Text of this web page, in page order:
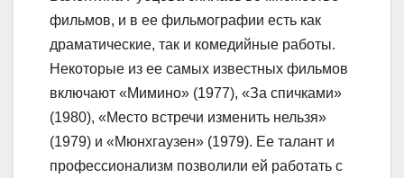
фильмов, и в ее фильмографии есть как
драматические, так и комедийные работы.
Некоторые из ее самых известных фильмов
включают «Мимино» (1977), «За спичками»
(1980), «Место встречи изменить нельзя»
(1979) и «Мюнхгаузен» (1979). Ее талант и
профессионализм позволили ей работать с